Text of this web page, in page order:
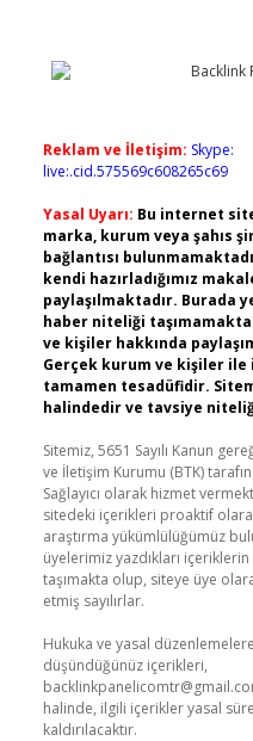
Reklam ve İletişim: Skype:
live:.cid.575569c608265c69
Yasal Uyarı: Bu internet
marka, kurum veya şahıs
bağlantısı
kendi hazırladığımız
paylaşılmaktadır. Burada
haber niteliği
ve kişiler hakkında
Gerçek kurum ve kişiler
tamamen tesadüfidir.
halindedir ve tavsiye
Sitemiz, 5651 Sayılı Kanun
ve İletişim Kurumu (BTK)
Sağlayıcı olarak hizmet
sitedeki içerikleri proaktif
araştırma yükümlülüğümüz
üyelerimiz yazdıkları
taşımakta olup, siteye üye
etmiş sayılırlar.
Hukuka ve yasal
düşündüğünüz içerikleri,
halinde, ilgili içerikler yasal
kaldırılacaktır.